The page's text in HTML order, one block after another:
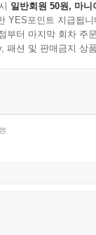
일반회원 50원, 마니
YES포인트 지급됩니
부터 마지막 회차 주
패션 및 판매금지 상